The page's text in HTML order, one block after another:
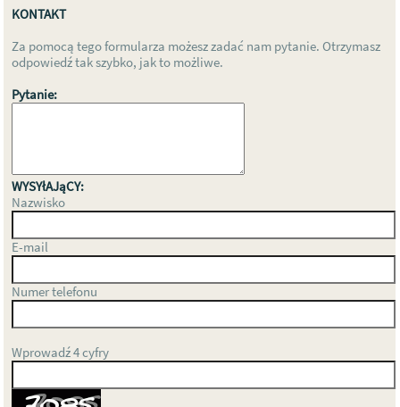
KONTAKT
Za pomocą tego formularza możesz zadać nam pytanie. Otrzymasz
odpowiedź tak szybko, jak to możliwe.
Pytanie:
WYSYłAJąCY:
Nazwisko
E-mail
Numer telefonu
Wprowadź 4 cyfry